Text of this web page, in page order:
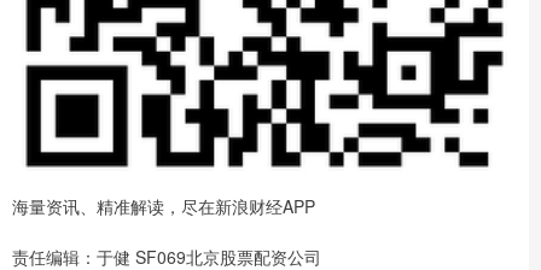
海量资讯、精准解读，尽在新浪财经APP
责任编辑：于健 SF069北京股票配资公司